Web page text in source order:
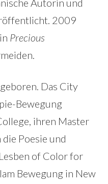
Autorin und
2009
Precious
Das City
Bewegung
ihren Master
Poesie und
of Color for
Bewegung in New